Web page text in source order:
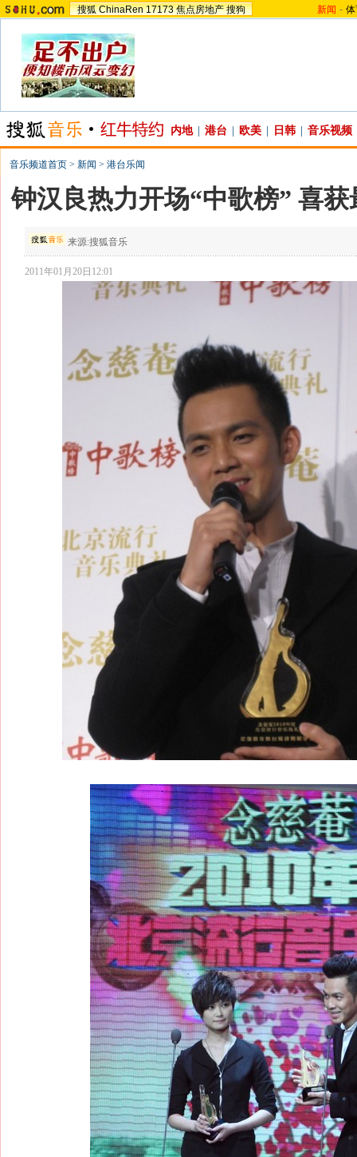
搜狐 ChinaRen 17173 焦点房地产 搜狗 新闻 -
内地 港台 欧美 日韩 音乐视频
音乐频道首页 > 新闻 > 港台乐闻
钟汉良热力开场“中歌榜” 喜
来源:搜狐音乐
2011年01月20日12:01